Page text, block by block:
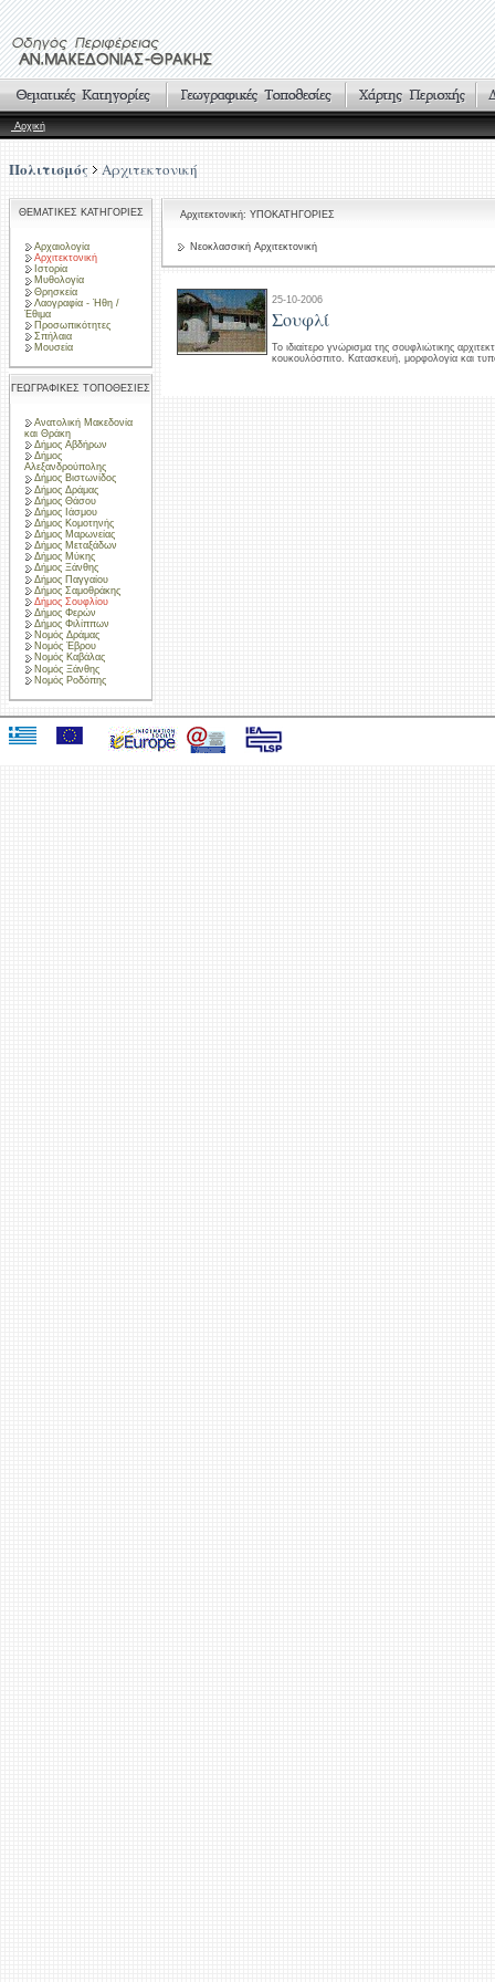
Αρχική
Πολιτισμός Αρχιτεκτονική
ΘΕΜΑΤΙΚΕΣ ΚΑΤΗΓΟΡΙΕΣ
Αρχαιολογία
Αρχιτεκτονική
Ιστορία
Μυθολογία
Θρησκεία
Λαογραφία - Ήθη /
Έθιμα
Προσωπικότητες
Σπήλαια
Μουσεία
ΓΕΩΓΡΑΦΙΚΕΣ ΤΟΠΟΘΕΣΙΕΣ
Ανατολική Μακεδονία
και Θράκη
Δήμος Αβδήρων
Δήμος
Αλεξανδρούπολης
Δήμος Βιστωνίδος
Δήμος Δράμας
Δήμος Θάσου
Δήμος Ιάσμου
Δήμος Κομοτηνής
Δήμος Μαρωνείας
Δήμος Μεταξάδων
Δήμος Μύκης
Δήμος Ξάνθης
Δήμος Παγγαίου
Δήμος Σαμοθράκης
Δήμος Σουφλίου
Δήμος Φερών
Δήμος Φιλίππων
Νομός Δράμας
Νομός Έβρου
Νομός Καβάλας
Νομός Ξάνθης
Νομός Ροδόπης
Αρχιτεκτονική: ΥΠΟΚΑΤΗΓΟΡΙΕΣ
Νεοκλασσική Αρχιτεκτονική
25-10-2006
Σουφλί
Το ιδιαίτερο γνώρισμα της σουφλιώτικης
κουκουλόσπιτο. Κατασκευή, μορφολογία και